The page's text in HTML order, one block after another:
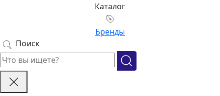
Каталог
Бренды
Поиск